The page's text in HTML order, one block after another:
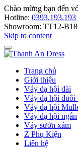
Chào mừng bạn đến
Hotline: 0393.193.193
Showroom: TT12-
Skip to content
Trang chủ
Giới thiệu
Váy dạ hội dài
Váy dạ hội đuôi
Váy dạ hội
Váy dạ hội ngắn
Váy sườn xám
Z Phụ Kiện
Liên hệ